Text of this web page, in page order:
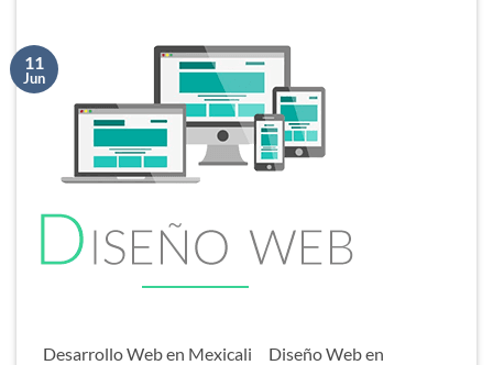
11
Jun
Desarrollo Web en Mexicali Diseño Web en